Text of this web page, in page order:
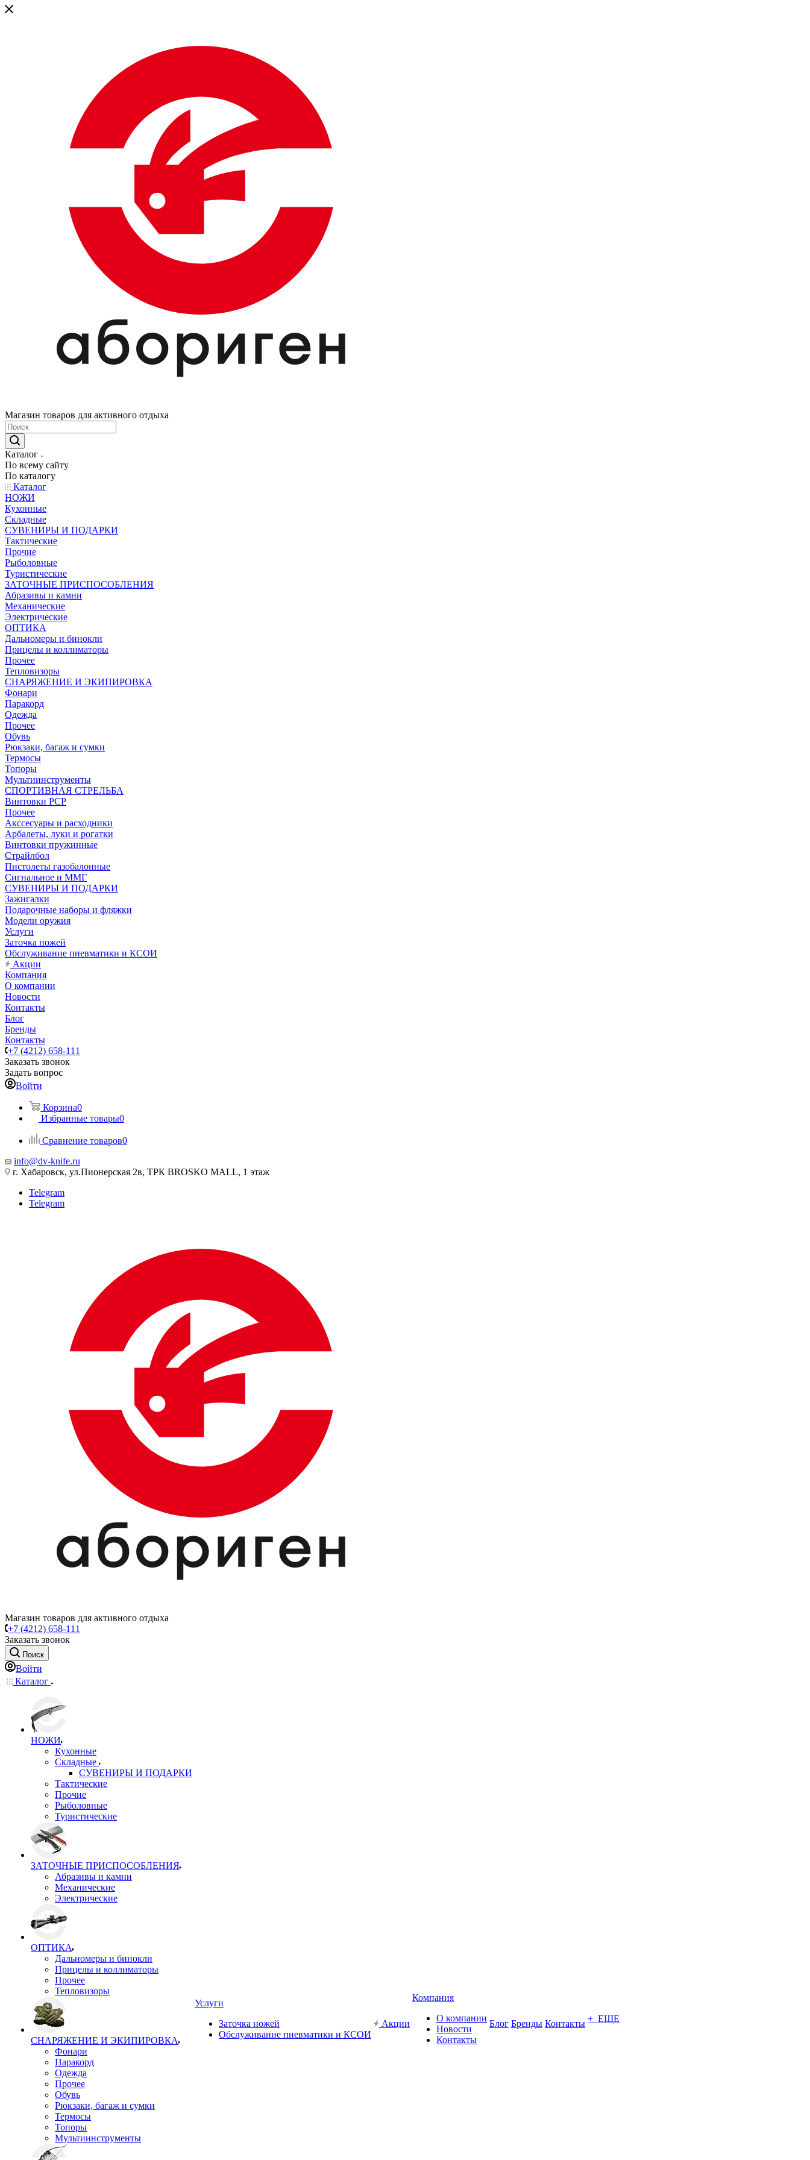
Магазин товаров для активного отдыха
Каталог
По всему сайту
По каталогу
Каталог
НОЖИ
Кухонные
Складные
СУВЕНИРЫ И ПОДАРКИ
Тактические
Прочие
Рыболовные
Туристические
ЗАТОЧНЫЕ ПРИСПОСОБЛЕНИЯ
Абразивы и камни
Механические
Электрические
ОПТИКА
Дальномеры и бинокли
Прицелы и коллиматоры
Прочее
Тепловизоры
СНАРЯЖЕНИЕ И ЭКИПИРОВКА
Фонари
Паракорд
Одежда
Прочее
Обувь
Рюкзаки, багаж и сумки
Термосы
Топоры
Мультиинструменты
СПОРТИВНАЯ СТРЕЛЬБА
Винтовки PCP
Прочее
Акссесуары и расходники
Арбалеты, луки и рогатки
Винтовки пружинные
Страйлбол
Пистолеты газобалонные
Сигнальное и ММГ
СУВЕНИРЫ И ПОДАРКИ
Зажигалки
Подарочные наборы и фляжки
Модели оружия
Услуги
Заточка ножей
Обслуживание пневматики и КСОИ
Акции
Компания
О компании
Новости
Контакты
Блог
Бренды
Контакты
+7 (4212) 658-111
Заказать звонок
Задать вопрос
Войти
Корзина0
Избранные товары0
Сравнение товаров0
info@dv-knife.ru
г. Хабаровск, ул.Пионерская 2в, ТРК BROSKO MALL, 1 этаж
Telegram
Telegram
Магазин товаров для активного отдыха
+7 (4212) 658-111
Заказать звонок
Поиск
Войти
Каталог
НОЖИ
Кухонные
Складные
СУВЕНИРЫ И ПОДАРКИ
Тактические
Прочие
Рыболовные
Туристические
ЗАТОЧНЫЕ ПРИСПОСОБЛЕНИЯ
Абразивы и камни
Механические
Электрические
ОПТИКА
Дальномеры и бинокли
Прицелы и коллиматоры
Прочее
Тепловизоры
СНАРЯЖЕНИЕ И ЭКИПИРОВКА
Фонари
Паракорд
Одежда
Прочее
Обувь
Рюкзаки, багаж и сумки
Термосы
Топоры
Мультиинструменты
Услуги
Заточка ножей
Обслуживание пневматики и КСОИ
Акции
Компания
О компании
Новости
Контакты
Блог Бренды Контакты + ЕЩЕ